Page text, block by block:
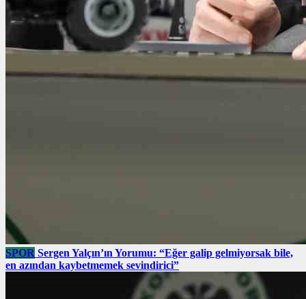
SPOR Sergen Yalçın’ın Yorumu: “Eğer galip gelmiyorsak bile,
en azından kaybetmemek sevindirici”